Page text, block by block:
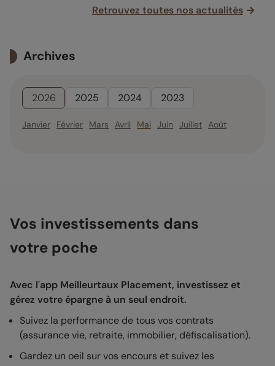
Retrouvez toutes nos actualités
Archives
2026 2025 2024 2023
Janvier Février Mars Avril Mai Juin Juillet Août
Vos investissements dans
votre poche
Avec l'app Meilleurtaux Placement, investissez et
gérez votre épargne à un seul endroit.
Suivez la performance de tous vos contrats
(assurance vie, retraite, immobilier, défiscalisation).
Gardez un oeil sur vos encours et suivez les